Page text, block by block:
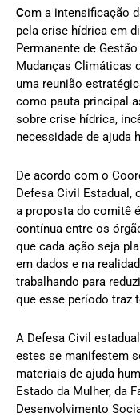
Com a intensificação
pela crise hídrica em
Permanente de
Mudanças Climáticas
uma reunião
como pauta principal
sobre crise hídrica,
necessidade de ajuda
De acordo com o
Defesa Civil Estadual,
a proposta do comitê
contínua entre os
que cada ação seja
em dados e na
trabalhando para
que esse período traz
A Defesa Civil
estes se manifestem
materiais de ajuda
Estado da Mulher, da
Desenvolvimento